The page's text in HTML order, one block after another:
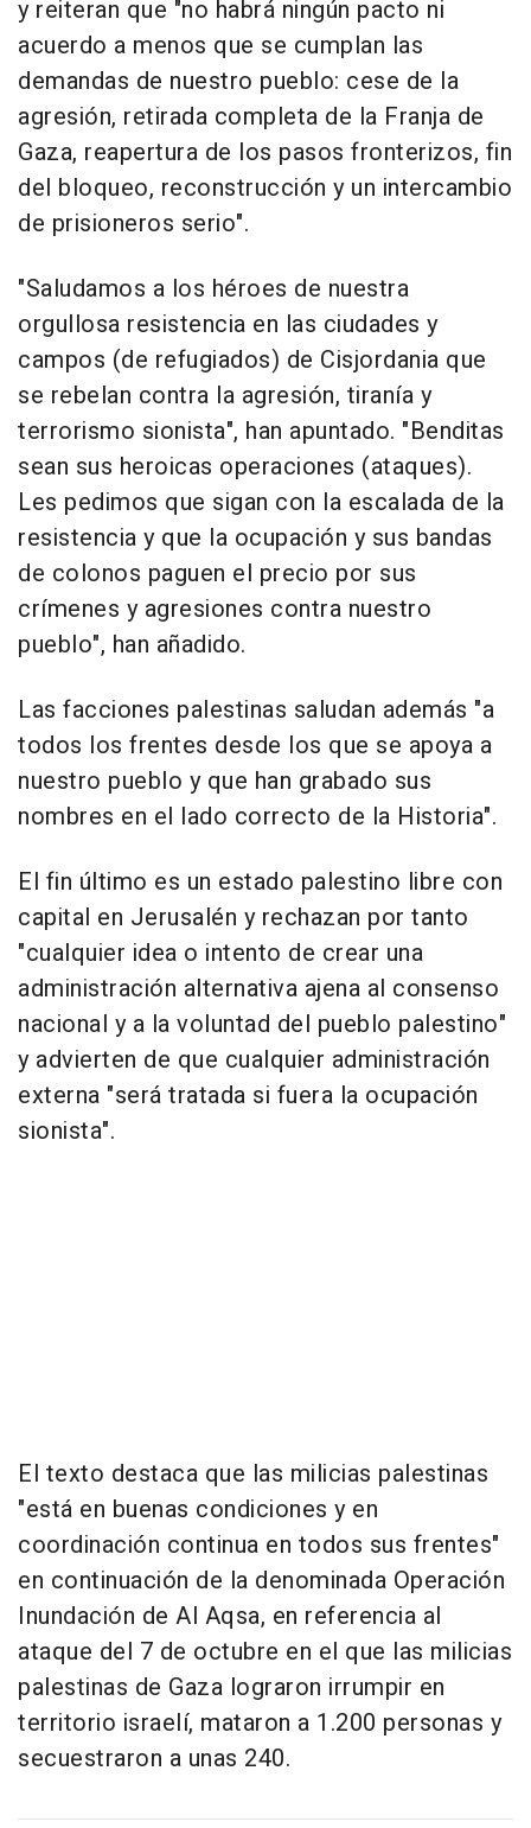
y reiteran que "no habrá ningún pacto ni
acuerdo a menos que se cumplan las
demandas de nuestro pueblo: cese de la
agresión, retirada completa de la Franja de
Gaza, reapertura de los pasos fronterizos, fin
del bloqueo, reconstrucción y un intercambio
de prisioneros serio".
"Saludamos a los héroes de nuestra
orgullosa resistencia en las ciudades y
campos (de refugiados) de Cisjordania que
se rebelan contra la agresión, tiranía y
terrorismo sionista", han apuntado. "Benditas
sean sus heroicas operaciones (ataques).
Les pedimos que sigan con la escalada de la
resistencia y que la ocupación y sus bandas
de colonos paguen el precio por sus
crímenes y agresiones contra nuestro
pueblo", han añadido.
Las facciones palestinas saludan además "a
todos los frentes desde los que se apoya a
nuestro pueblo y que han grabado sus
nombres en el lado correcto de la Historia".
El fin último es un estado palestino libre con
capital en Jerusalén y rechazan por tanto
"cualquier idea o intento de crear una
administración alternativa ajena al consenso
nacional y a la voluntad del pueblo palestino"
y advierten de que cualquier administración
externa "será tratada si fuera la ocupación
sionista".
El texto destaca que las milicias palestinas
"está en buenas condiciones y en
coordinación continua en todos sus frentes"
en continuación de la denominada Operación
Inundación de Al Aqsa, en referencia al
ataque del 7 de octubre en el que las milicias
palestinas de Gaza lograron irrumpir en
territorio israelí, mataron a 1.200 personas y
secuestraron a unas 240.